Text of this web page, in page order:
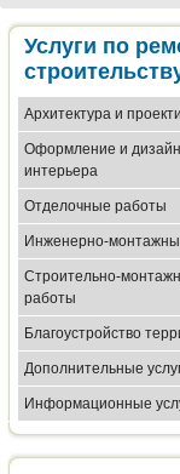
Услуги по
Архитектура и
Оформление и дизайн
интерьера
Отделочные работы
Инженерно-
Строительно-
работы
Благоустройство
Дополнительные
Информационные